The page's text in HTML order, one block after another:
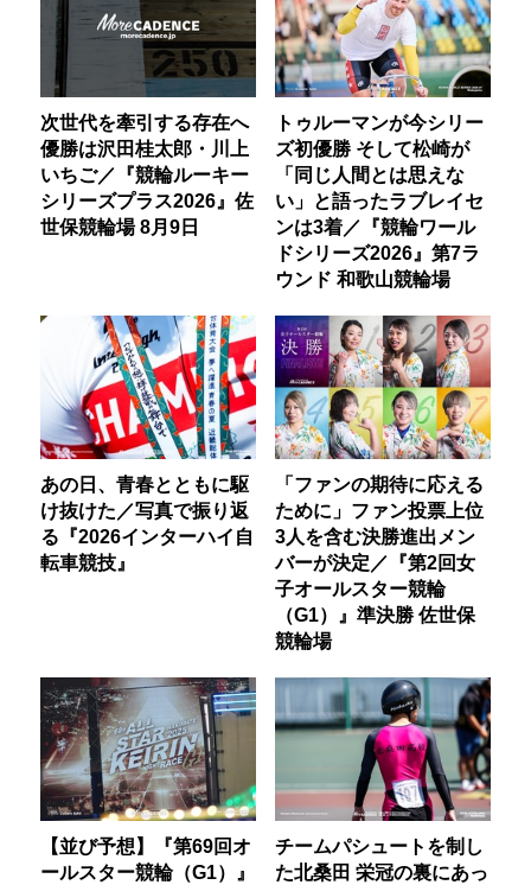
次世代を牽引する存在へ
優勝は沢田桂太郎・川上
いちご／『競輪ルーキー
シリーズプラス2026』佐
世保競輪場 8月9日
トゥルーマンが今シリー
ズ初優勝 そして松崎が
「同じ人間とは思えな
い」と語ったラブレイセ
ンは3着／『競輪ワール
ドシリーズ2026』第7ラ
ウンド 和歌山競輪場
あの日、青春とともに駆
け抜けた／写真で振り返
る『2026インターハイ自
転車競技』
「ファンの期待に応える
ために」ファン投票上位
3人を含む決勝進出メン
バーが決定／『第2回女
子オールスター競輪
（G1）』準決勝 佐世保
競輪場
【並び予想】『第69回オ
ールスター競輪（G1）』
チームパシュートを制し
た北桑田 栄冠の裏にあっ